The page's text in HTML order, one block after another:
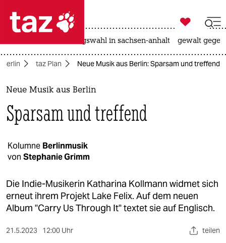
 taz zahl ich
taz zahl ich
themen
politik
gesellschaft
kultur
sport
berlin

taz zahl ich
landtagswahl in sachsen-anhalt gewalt
Berlin taz Plan Neue Musik aus Berlin: Sparsam und treffend
Neue Musik aus Berlin
Sparsam und treffend
Kolumne Berlinmusik
von Stephanie Grimm
Die Indie-Musikerin Katharina Kollmann widmet sich
erneut ihrem Projekt Lake Felix. Auf dem neuen
Album "Carry Us Through It" textet sie auf Englisch.
21.5.2023 12:00 Uhr teilen